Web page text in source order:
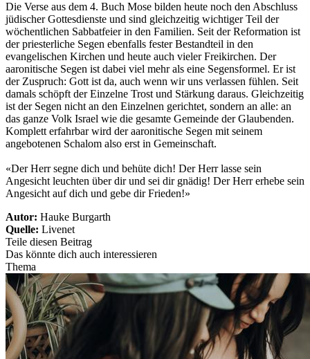
Die Verse aus dem 4. Buch Mose bilden heute noch den Abschluss
jüdischer Gottesdienste und sind gleichzeitig wichtiger Teil der
wöchentlichen Sabbatfeier in den Familien. Seit der Reformation ist
der priesterliche Segen ebenfalls fester Bestandteil in den
evangelischen Kirchen und heute auch vieler Freikirchen. Der
aaronitische Segen ist dabei viel mehr als eine Segensformel. Er ist
der Zuspruch: Gott ist da, auch wenn wir uns verlassen fühlen. Seit
damals schöpft der Einzelne Trost und Stärkung daraus. Gleichzeitig
ist der Segen nicht an den Einzelnen gerichtet, sondern an alle: an
das ganze Volk Israel wie die gesamte Gemeinde der Glaubenden.
Komplett erfahrbar wird der aaronitische Segen mit seinem
angebotenen Schalom also erst in Gemeinschaft.
«Der Herr segne dich und behüte dich! Der Herr lasse sein
Angesicht leuchten über dir und sei dir gnädig! Der Herr erhebe sein
Angesicht auf dich und gebe dir Frieden!»
Autor: Hauke Burgarth
Quelle: Livenet
Teile diesen Beitrag
Das könnte dich auch interessieren
Thema